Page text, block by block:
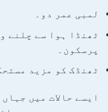
لمبی عمر دو۔
پرسکون۔
ٹھنڈک کو مزید
ایسے حالات میں